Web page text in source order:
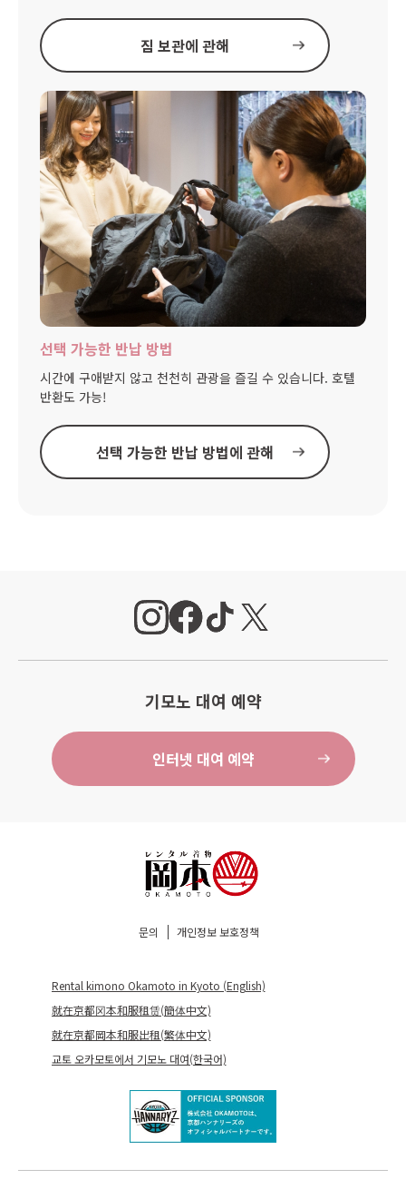
짐 보관에 관해
선택 가능한 반납 방법
시간에 구애받지 않고 천천히 관광을 즐길 수 있습니다. 호텔
반환도 가능!
선택 가능한 반납 방법에 관해
기모노 대여 예약
인터넷 대여 예약
문의 개인정보 보호정책
Rental kimono Okamoto in Kyoto (English)
就在京都冈本和服租赁(簡体中文)
就在京都岡本和服出租(繁体中文)
교토 오카모토에서 기모노 대여(한국어)